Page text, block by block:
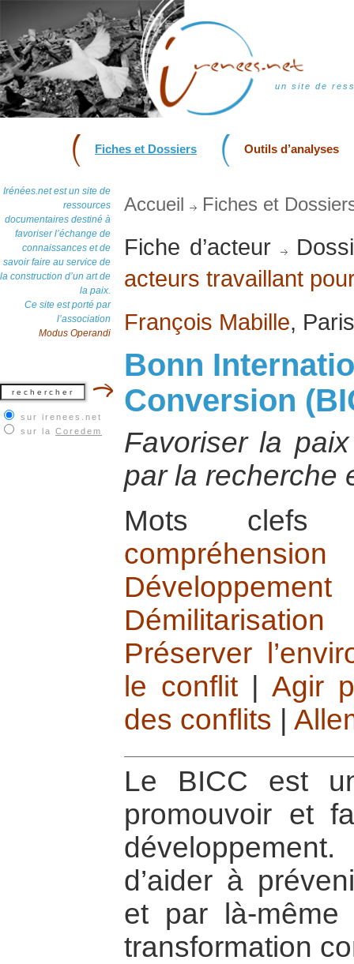
un site de
Fiches et Dossiers Outils d’analyses
Irénées.net est un site de
ressources
documentaires destiné à
favoriser l’échange de
connaissances et de
savoir faire au service de
la construction d’un art de
la paix.
Ce site est porté par
l’association
Modus Operandi
sur irenees.net
sur la Coredem
Accueil Fiches et
Fiche d’acteur
acteurs travaillant
François Mabille,
Bonn
Conversion
Favoriser la
par la recherche
Mots
Préserver
le conflit|Agir
des conflits
Le BICC est
promouvoir et
d’aider à
et par là-
transformation